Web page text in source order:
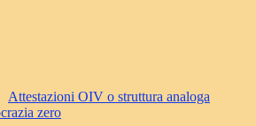
Attestazioni OIV o struttura analoga
zero